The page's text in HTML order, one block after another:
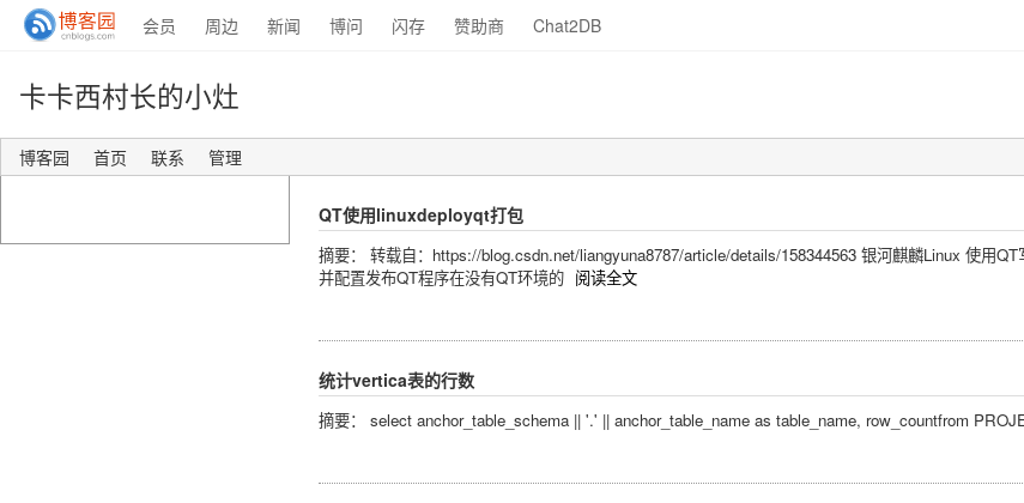
会员 周边 新闻 博问 闪存 赞助商 Chat2DB
卡卡西村长的小灶
博客园 首页 联系 管理
QT使用linuxdeployqt打包
摘要： 转载自：https://blog.csdn.net/liangyuna8787/article/details/158344563 银河麒麟Linux 使用
并配置发布QT程序在没有QT环境的 阅读全文
统计vertica表的行数
摘要： select anchor_table_schema || '.' || anchor_table_name as table_name, row_countfrom